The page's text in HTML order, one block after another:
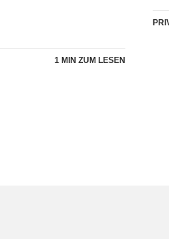
1 MIN ZUM LESEN